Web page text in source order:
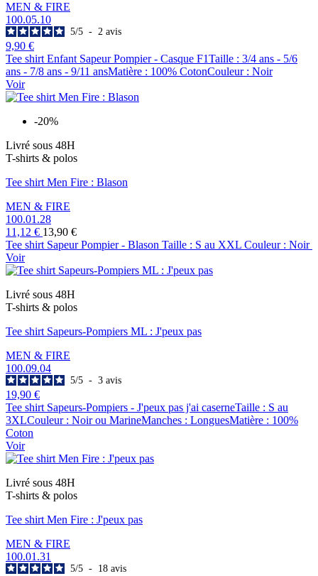
MEN & FIRE
100.05.10
5/5 - 2 avis
9,90 €
Tee shirt Enfant Sapeur Pompier - Casque F1Taille : 3/4 ans - 5/6
ans - 7/8 ans - 9/11 ansMatière : 100% CotonCouleur : Noir
Voir
-20%
Livré sous 48H
T-shirts & polos
Tee shirt Men Fire : Blason
MEN & FIRE
100.01.28
11,12 € 13,90 €
Tee shirt Sapeur Pompier - Blason Taille : S au XXL Couleur : Noir
Voir
Livré sous 48H
T-shirts & polos
Tee shirt Sapeurs-Pompiers ML : J'peux pas
MEN & FIRE
100.09.04
5/5 - 3 avis
19,90 €
Tee shirt Sapeurs-Pompiers - J'peux pas j'ai caserneTaille : S au
3XLCouleur : Noir ou MarineManches : LonguesMatière : 100%
Coton
Voir
Livré sous 48H
T-shirts & polos
Tee shirt Men Fire : J'peux pas
MEN & FIRE
100.01.31
5/5 - 18 avis